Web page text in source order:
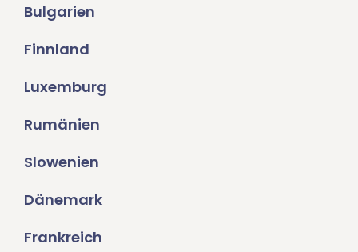
Bulgarien
Finnland
Luxemburg
Rumänien
Slowenien
Dänemark
Frankreich